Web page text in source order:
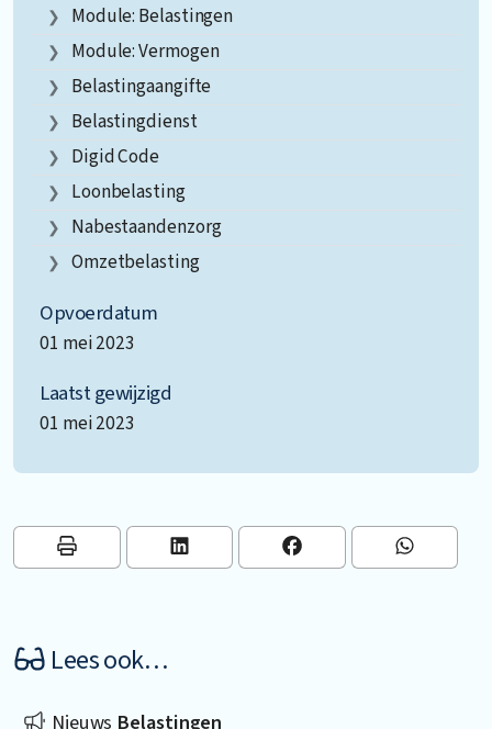
Module: Belastingen
Module: Vermogen
Belastingaangifte
Belastingdienst
Digid Code
Loonbelasting
Nabestaandenzorg
Omzetbelasting
Opvoerdatum
01 mei 2023
Laatst gewijzigd
01 mei 2023
Lees ook…
Nieuws Belastingen